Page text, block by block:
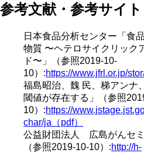
参考文献・参考サイト
日本食品分析センター「食
物質 〜ヘテロサイクリック
ド〜」（参照2019-10-
10）:https://www.jfrl.or.jp/
福島昭治、魏 民、梯アンナ
閾値が存在する」（参照
10）:https://
char/ja（pdf）
公益財団法人 広島がんセミ
（参照2019-10-10）:http://h-